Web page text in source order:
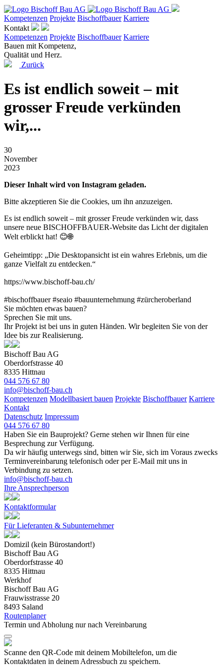
Kompetenzen Projekte Bischoffbauer Karriere
Kontakt
Kompetenzen Projekte Bischoffbauer Karriere
Bauen mit Kompetenz,
Qualität und Herz.
Zurück
Es ist endlich soweit – mit
grosser Freude verkünden
wir,...
30
November
2023
Dieser Inhalt wird von Instagram geladen.
Bitte akzeptieren Sie die Cookies, um ihn anzuzeigen.
Es ist endlich soweit – mit grosser Freude verkünden wir, dass
unsere neue BISCHOFFBAUER-Website das Licht der digitalen
Welt erblickt hat! 😊🌐
Geheimtipp: „Die Desktopansicht ist ein wahres Erlebnis, um die
ganze Vielfalt zu entdecken.“
https://www.bischoff-bau.ch/
#bischoffbauer #seaio #bauunternehmung #zürcheroberland
Sie möchten etwas bauen?
Sprechen Sie mit uns.
Ihr Projekt ist bei uns in guten Händen. Wir begleiten Sie von der
Idee bis zur Realisierung.
Bischoff Bau AG
Oberdorfstrasse 40
8335 Hittnau
044 576 67 80
info@bischoff-bau.ch
Kompetenzen Modellbasiert bauen Projekte Bischoffbauer Karriere
Kontakt
Datenschutz Impressum
044 576 67 80
Haben Sie ein Bauprojekt? Gerne stehen wir Ihnen für eine
Besprechung zur Verfügung.
Da wir häufig unterwegs sind, bitten wir Sie, sich im Voraus zwecks
Terminvereinbarung telefonisch oder per E‐Mail mit uns in
Verbindung zu setzen.
info@bischoff-bau.ch
Ihre Ansprechperson
Kontaktformular
Für Lieferanten & Subunternehmer
Domizil (kein Bürostandort!)
Bischoff Bau AG
Oberdorfstrasse 40
8335 Hittnau
Werkhof
Bischoff Bau AG
Frauwisstrasse 20
8493 Saland
Routenplaner
Termin und Abholung nur nach Vereinbarung
Scanne den QR-Code mit deinem Mobiltelefon, um die
Kontaktdaten in deinem Adressbuch zu speichern.